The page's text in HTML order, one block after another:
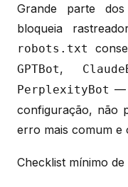
Grande parte
bloqueia
robots.txt
GPTBot,
PerplexityBot —
configuração, não
erro mais comum e
Checklist mínimo de